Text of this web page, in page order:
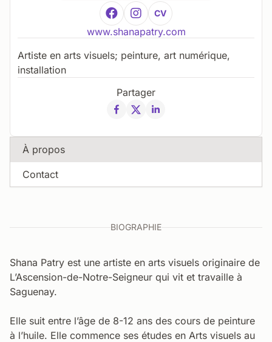
CV
www.shanapatry.com
Artiste en arts visuels; peinture, art numérique,
installation
Partager
À propos
Contact
BIOGRAPHIE
Shana Patry est une artiste en arts visuels originaire de
L’Ascension-de-Notre-Seigneur qui vit et travaille à
Saguenay.
Elle suit entre l’âge de 8-12 ans des cours de peinture
à l’huile. Elle commence ses études en Arts visuels au